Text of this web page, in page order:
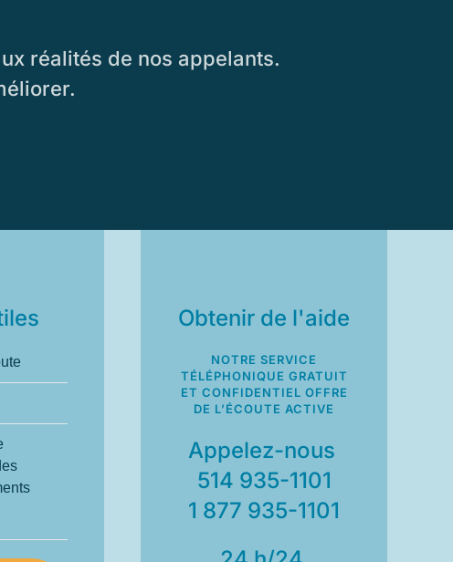
réalités de nos appelants.
Obtenir de l'aide
NOTRE SERVICE
TÉLÉPHONIQUE GRATUIT
ET CONFIDENTIEL OFFRE
DE L’ÉCOUTE ACTIVE
Appelez-nous
514 935-1101
1 877 935-1101